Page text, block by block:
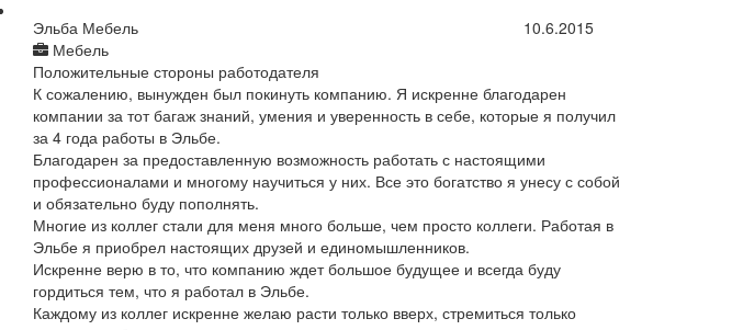
Эльба Мебель
Мебель
10.6.2015
Положительные стороны работодателя
К сожалению, вынужден был покинуть компанию. Я искренне благодарен
компании за тот багаж знаний, умения и уверенность в себе, которые я получил
за 4 года работы в Эльбе.
Благодарен за предоставленную возможность работать с настоящими
профессионалами и многому научиться у них. Все это богатство я унесу с собой
и обязательно буду пополнять.
Многие из коллег стали для меня много больше, чем просто коллеги. Работая в
Эльбе я приобрел настоящих друзей и единомышленников.
Искренне верю в то, что компанию ждет большое будущее и всегда буду
гордиться тем, что я работал в Эльбе.
Каждому из коллег искренне желаю расти только вверх, стремиться только